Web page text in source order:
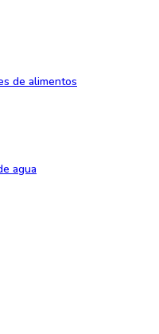
de alimentos
agua